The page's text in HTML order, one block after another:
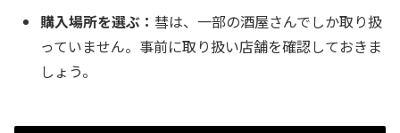
購入場所を選ぶ： 彗は、一部の酒屋さんでしか取り扱
っていません。事前に取り扱い店舗を確認しておきま
しょう。